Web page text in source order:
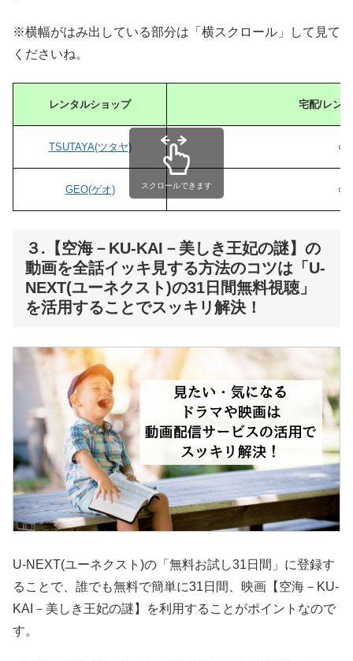
※横幅がはみ出している部分は「横スクロール」して見て
くださいね。
レンタルショップ 宅配/レン
TSUTAYA(ツタヤ) ○
GEO(ゲオ) ○
スクロールできます
３.【空海－KU-KAI－美しき王妃の謎】の
動画を全話イッキ見する方法のコツは「U-
NEXT(ユーネクスト)の31日間無料視聴」
を活用することでスッキリ解決！
U-NEXT(ユーネクスト)の「無料お試し31日間」に登録す
ることで、誰でも無料で簡単に31日間、映画【空海－KU-
KAI－美しき王妃の謎】を利用することがポイントなので
す。